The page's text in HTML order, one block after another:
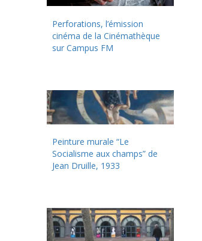
Perforations, l’émission
cinéma de la Cinémathèque
sur Campus FM
Peinture murale “Le
Socialisme aux champs” de
Jean Druille, 1933